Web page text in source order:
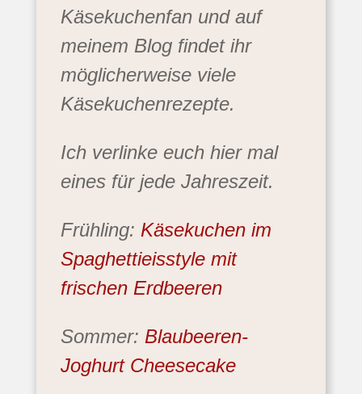
Käsekuchenfan und auf
meinem Blog findet ihr
möglicherweise viele
Käsekuchenrezepte.
Ich verlinke euch hier mal
eines für jede Jahreszeit.
Frühling: Käsekuchen im
Spaghettieisstyle mit
frischen Erdbeeren
Sommer: Blaubeeren-
Joghurt Cheesecake